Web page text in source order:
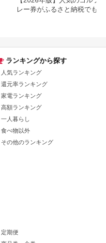
レー券がふるさと納税でもら
ランキングから探す
人気ランキング
還元率ランキング
家電ランキング
高額ランキング
一人暮らし
食べ物以外
その他のランキング
定期便